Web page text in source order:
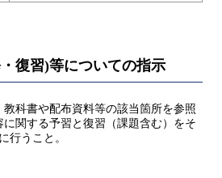
復習)等についての指示
科書や配布資料等の該当箇所を参照
に関する予習と復習（課題含む）をそ
行うこと。